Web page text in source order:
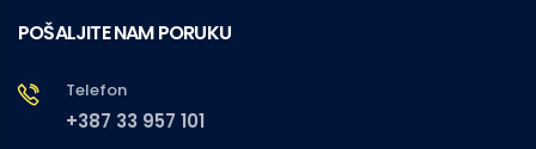
POŠALJITE NAM PORUKU
Telefon
+387 33 957 101